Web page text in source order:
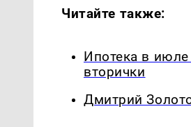
Читайте также:
Ипотека в
вторички
Дмитрий